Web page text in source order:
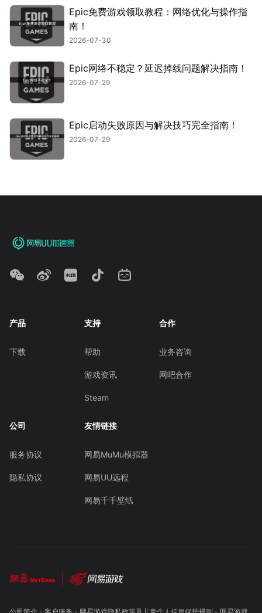
Epic免费游戏领取教程：网络优化与操作指
南！
2026-07-30
Epic网络不稳定？延迟掉线问题解决指南！
2026-07-29
Epic启动失败原因与解决技巧完全指南！
2026-07-29
产品
下载
支持
帮助
游戏资讯
Steam
合作
业务咨询
网吧合作
公司
服务协议
隐私协议
友情链接
网易MuMu模拟器
网易UU远程
网易千千壁纸